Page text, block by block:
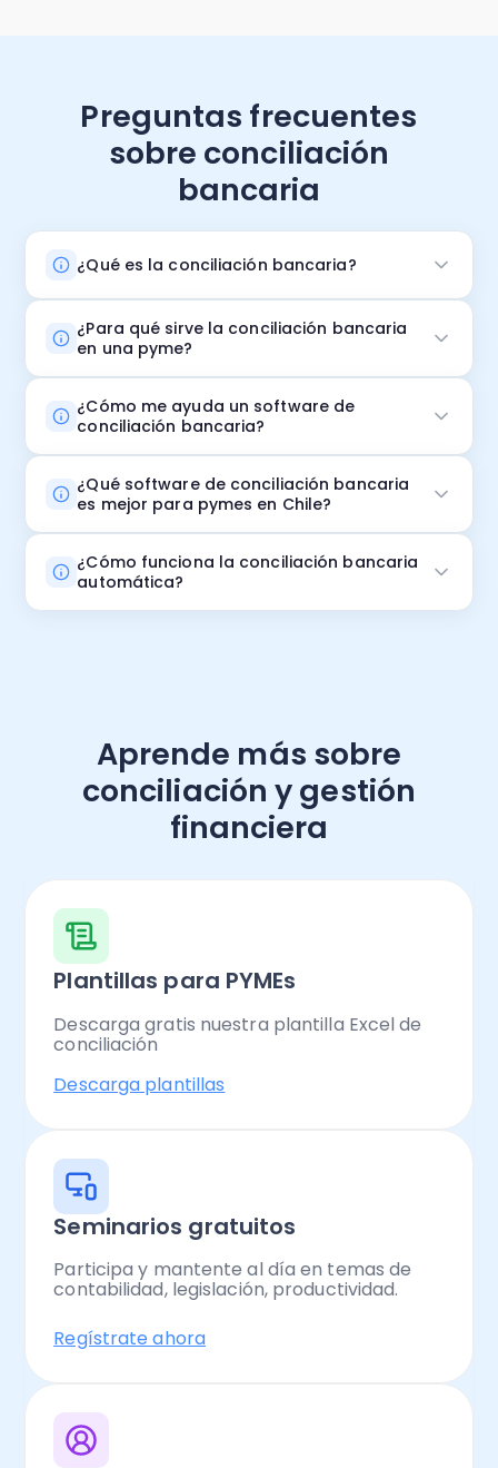
Preguntas frecuentes
sobre conciliación
bancaria
¿Qué es la conciliación bancaria?
¿Para qué sirve la conciliación bancaria
en una pyme?
¿Cómo me ayuda un software de
conciliación bancaria?
¿Qué software de conciliación bancaria
es mejor para pymes en Chile?
¿Cómo funciona la conciliación bancaria
automática?
Aprende más sobre
conciliación y gestión
financiera
Plantillas para PYMEs
Descarga gratis nuestra plantilla Excel de
conciliación
Descarga plantillas
Seminarios gratuitos
Participa y mantente al día en temas de
contabilidad, legislación, productividad.
Regístrate ahora